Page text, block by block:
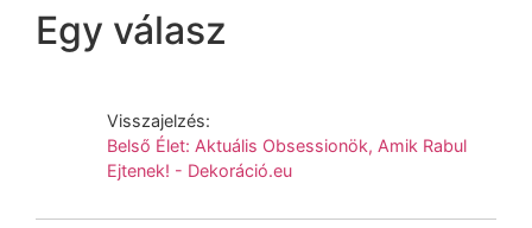
Egy válasz
Visszajelzés:
Belső Élet: Aktuális Obsessionök, Amik Rabul
Ejtenek! - Dekoráció.eu